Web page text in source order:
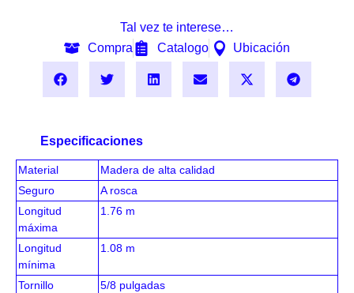
Tal vez te interese…
Compra
Catalogo Ubicación
Especificaciones
Material
Madera de alta calidad
Seguro
A rosca
Longitud
máxima
1.76 m
Longitud
mínima
1.08 m
Tornillo
5/8 pulgadas